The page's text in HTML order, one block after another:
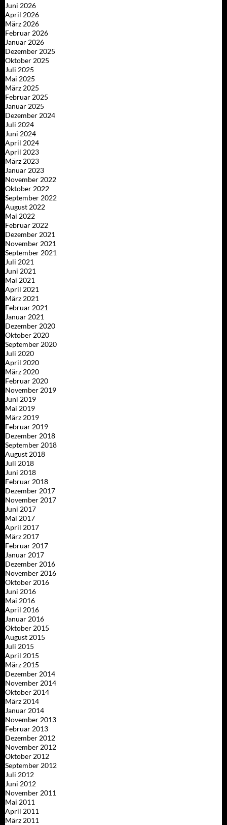
Juni 2026
April 2026
März 2026
Februar 2026
Januar 2026
Dezember 2025
Oktober 2025
Juli 2025
Mai 2025
März 2025
Februar 2025
Januar 2025
Dezember 2024
Juli 2024
Juni 2024
April 2024
April 2023
März 2023
Januar 2023
November 2022
Oktober 2022
September 2022
August 2022
Mai 2022
Februar 2022
Dezember 2021
November 2021
September 2021
Juli 2021
Juni 2021
Mai 2021
April 2021
März 2021
Februar 2021
Januar 2021
Dezember 2020
Oktober 2020
September 2020
Juli 2020
April 2020
März 2020
Februar 2020
November 2019
Juni 2019
Mai 2019
März 2019
Februar 2019
Dezember 2018
September 2018
August 2018
Juli 2018
Juni 2018
Februar 2018
Dezember 2017
November 2017
Juni 2017
Mai 2017
April 2017
März 2017
Februar 2017
Januar 2017
Dezember 2016
November 2016
Oktober 2016
Juni 2016
Mai 2016
April 2016
Januar 2016
Oktober 2015
August 2015
Juli 2015
April 2015
März 2015
Dezember 2014
November 2014
Oktober 2014
März 2014
Januar 2014
November 2013
Februar 2013
Dezember 2012
November 2012
Oktober 2012
September 2012
Juli 2012
Juni 2012
November 2011
Mai 2011
April 2011
März 2011